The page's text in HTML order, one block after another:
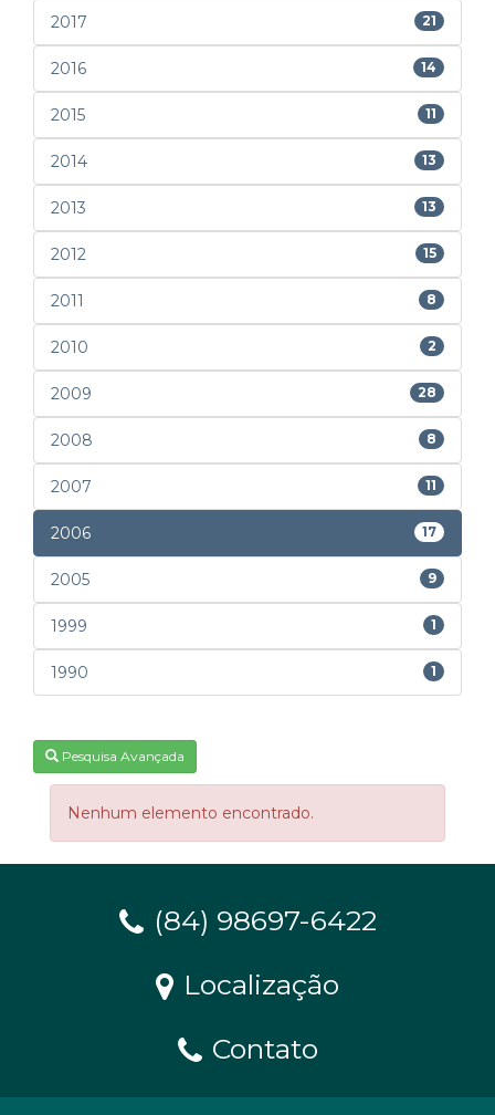
2017 21
2016 14
2015 11
2014 13
2013 13
2012 15
2011 8
2010 2
2009 28
2008 8
2007 11
2006 17
2005 9
1999 1
1990 1
Pesquisa Avançada
Nenhum elemento encontrado.
(84) 98697-6422
Localização
Contato